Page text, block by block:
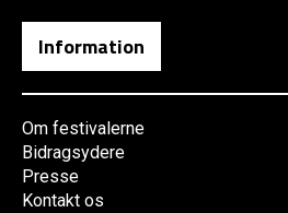
Information
Om festivalerne
Bidragsydere
Presse
Kontakt os